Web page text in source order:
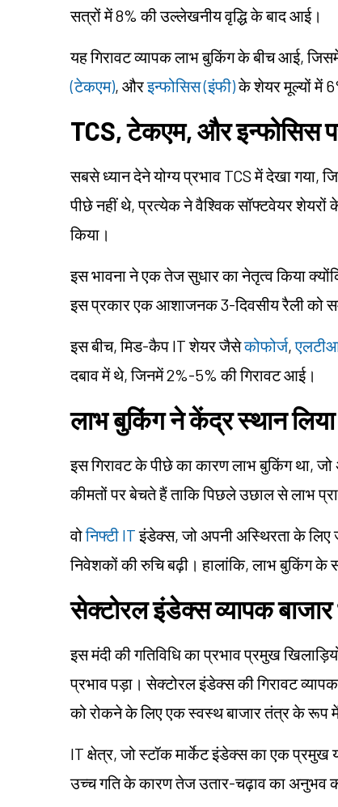
सत्रों में 8% की उल्लेखनीय वृद्धि के बाद आई।
यह गिरावट व्यापक लाभ बुकिंग के बीच आई,
(टेकएम), औरइन्फोसिस (इंफी)के शेयर मूल्यों में
TCS, टेकएम, और इन्फोसिस
सबसे ध्यान देने योग्य प्रभाव TCS में देखा गया,
पीछे नहीं थे, प्रत्येक ने वैश्विक सॉफ्टवेयर शेयरों
किया।
इस भावना ने एक तेज सुधार का नेतृत्व किया
इस प्रकार एक आशाजनक 3-दिवसीय रैली को
इस बीच, मिड-कैप IT शेयर जैसेकोफोर्ज,
दबाव में थे, जिनमें 2%-5% की गिरावट आई।
लाभ बुकिंग ने केंद्र स्थान लिया
इस गिरावट के पीछे का कारण लाभ बुकिंग था,
कीमतों पर बेचते हैं ताकि पिछले उछाल से लाभ
वोनिफ्टी ITइंडेक्स, जो अपनी अस्थिरता के लिए
निवेशकों की रुचि बढ़ी। हालांकि, लाभ बुकिंग के
सेक्टोरल इंडेक्स व्यापक बाजार
इस मंदी की गतिविधि का प्रभाव प्रमुख
प्रभाव पड़ा। सेक्टोरल इंडेक्स की गिरावट
को रोकने के लिए एक स्वस्थ बाजार तंत्र के रूप
IT क्षेत्र, जो स्टॉक मार्केट इंडेक्स का एक प्रमुख
उच्च गति के कारण तेज उतार-चढ़ाव का अनुभव